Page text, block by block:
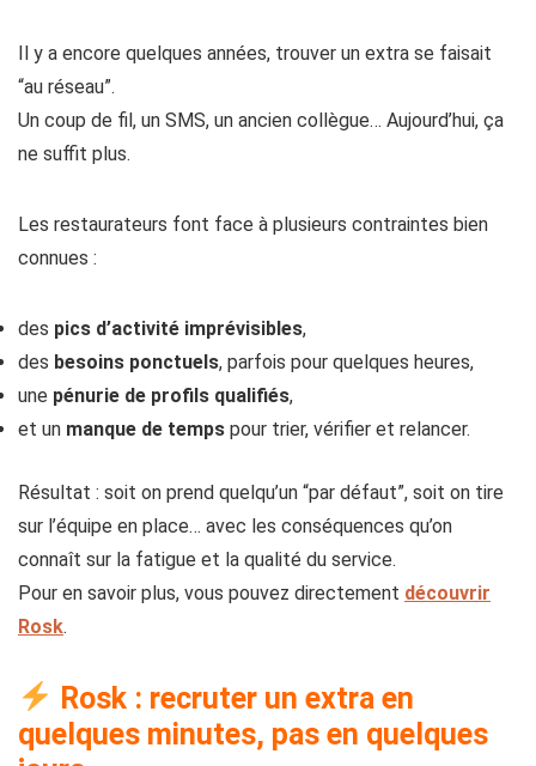
Il y a encore quelques années, trouver un extra se faisait
“au réseau”.
Un coup de fil, un SMS, un ancien collègue… Aujourd’hui, ça
ne suffit plus.
Les restaurateurs font face à plusieurs contraintes bien
connues :
des pics d’activité imprévisibles,
des besoins ponctuels, parfois pour quelques heures,
une pénurie de profils qualifiés,
et un manque de temps pour trier, vérifier et relancer.
Résultat : soit on prend quelqu’un “par défaut”, soit on tire
sur l’équipe en place… avec les conséquences qu’on
connaît sur la fatigue et la qualité du service.
Pour en savoir plus, vous pouvez directement découvrir
Rosk.
Rosk : recruter un extra en
quelques minutes, pas en quelques